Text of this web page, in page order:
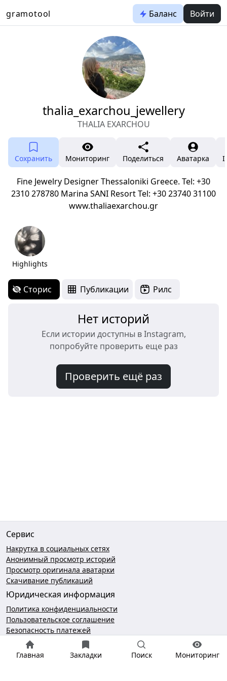
gramotool Баланс Войти
Главная Закладки Поиск Мониторинг
thalia_exarchou_jewellery
THALIA EXARCHOU
Сохранить Мониторинг Поделиться Аватарка
Fine Jewelry Designer Thessaloniki Greece. Tel: +30
2310 278780 Marina SANI Resort Tel: +30 23740 31100
www.thaliaexarchou.gr
Highlights
Сторис Публикации Рилс
Нет историй
Если истории доступны в Instagram,
попробуйте проверить еще раз
Проверить ещё раз
Сервис
Накрутка в социальных сетях
Анонимный просмотр историй
Просмотр оригинала аватарки
Скачивание публикаций
Юридическая информация
Политика конфиденциальности
Пользовательское соглашение
Безопасность платежей
Чат поддержки